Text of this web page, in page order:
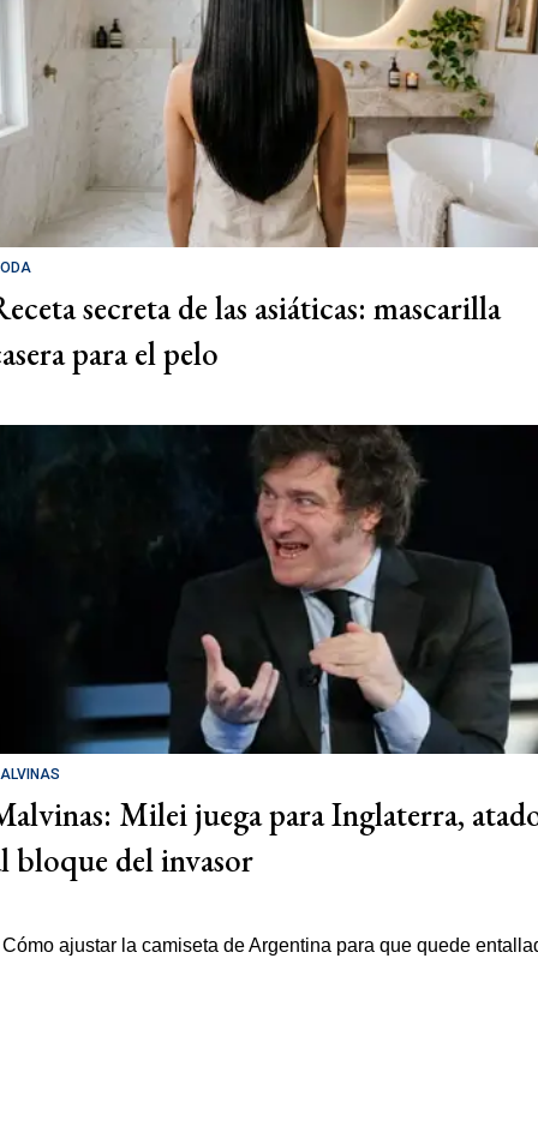
secreta de las asiáticas: mascarilla
para el pelo
Milei juega para Inglaterra,
bloque del invasor